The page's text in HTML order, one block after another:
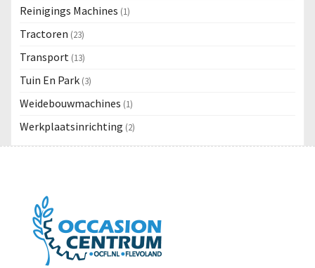
Reinigings Machines (1)
Tractoren (23)
Transport (13)
Tuin En Park (3)
Weidebouwmachines (1)
Werkplaatsinrichting (2)